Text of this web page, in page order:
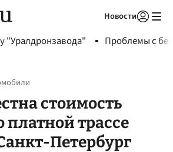
Новости
"Уралдронзавода" Проблемы с
стоимость
платной трассе
Петербург